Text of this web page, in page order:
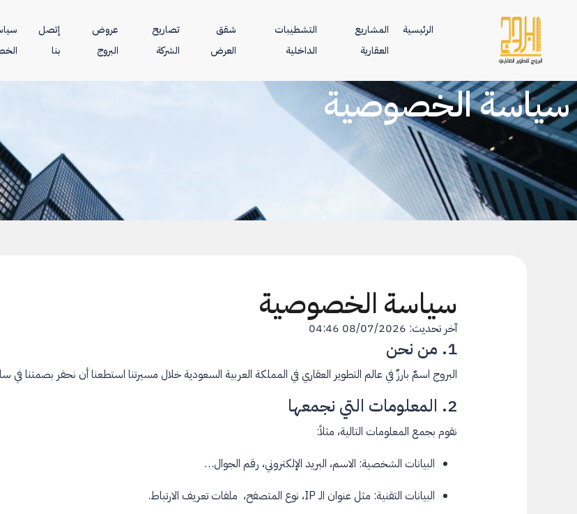
الرئيسية
المشاريع
العقارية
التشطيبات
الداخلية
شقق
العرض
تصاريح
الشركة
عروض
البروج
إتصل
بنا
سياسة الخصوصية
سياسة الخصوصية
آخر تحديث: 08/07/2026 04:46
1. من نحن
البروج اسمٌ بارزٌ في عالم التطوير العقاري في المملكة العربية السعودية خلال مسيرتنا استطعنا أن نحفر بصمتنا
2. المعلومات التي نجمعها
نقوم بجمع المعلومات التالية، مثلاً:
البيانات الشخصية: الاسم، البريد الإلكتروني، رقم الجوال…
البيانات التقنية: مثل عنوان الـ IP، نوع المتصفح، ملفات تعريف الارتباط.